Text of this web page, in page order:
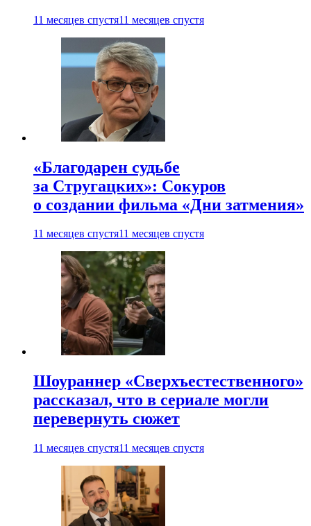
11 месяцев спустя11 месяцев спустя
«Благодарен судьбе
за Стругацких»: Сокуров
о создании фильма «Дни затмения»
11 месяцев спустя11 месяцев спустя
Шоураннер «Сверхъестественного»
рассказал, что в сериале могли
перевернуть сюжет
11 месяцев спустя11 месяцев спустя